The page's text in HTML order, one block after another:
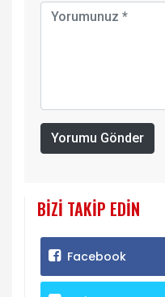
Yorumu Gönder
BIZI TAKIP EDIN
Facebook